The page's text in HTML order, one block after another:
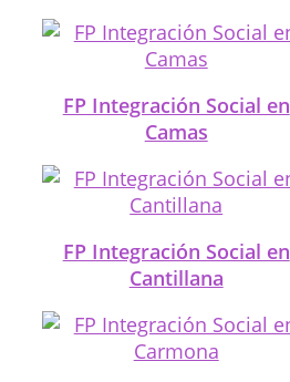
FP Integración Social en
Camas
FP Integración Social en
Cantillana